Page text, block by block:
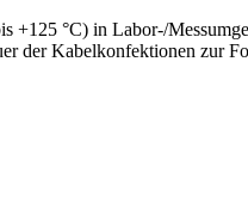
+125 °C) in Labor-/
der Kabelkonfektionen zur